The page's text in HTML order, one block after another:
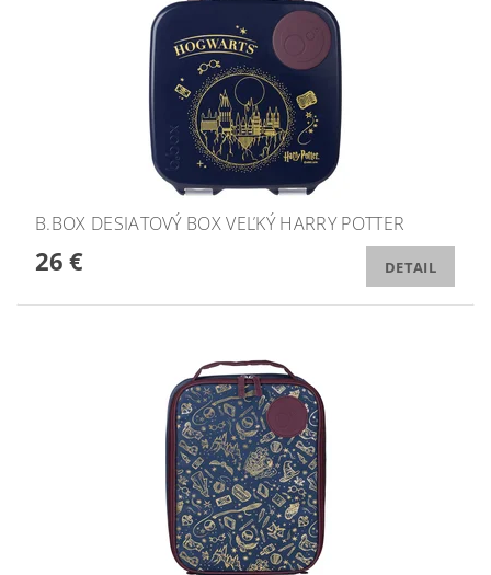
B.BOX DESIATOVÝ BOX VEĽKÝ HARRY POTTER
26 € DETAIL